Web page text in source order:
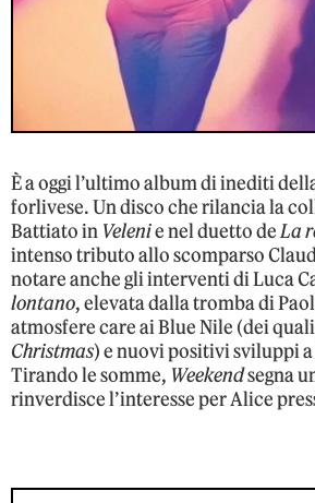
È a oggi l’ultimo album di inediti
forlivese. Un disco che rilancia la
Battiato in Velenie nel duetto deLa
intenso tributo allo scomparso
notare anche gli interventi di Luca
lontano, elevata dalla tromba di
atmosfere care ai Blue Nile (dei
Christmas) e nuovi positivi sviluppi
Tirando le somme, Weekendsegna
rinverdisce l’interesse per Alice